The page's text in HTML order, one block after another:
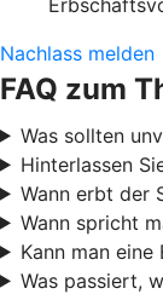
Nachlass melden
FAQ zum
Was sollten
Hinterlassen
Wann erbt der
Wann spricht
Kann man
Was passiert,